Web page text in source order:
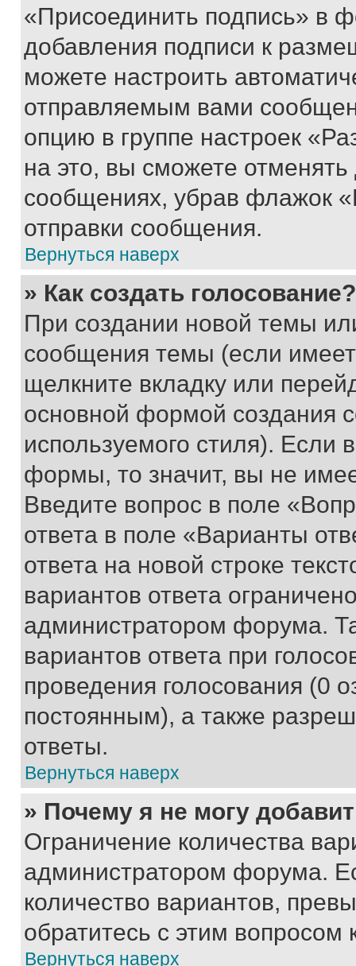
«Присоединить подпись» в
добавления подписи к
можете настроить
отправляемым вами
опцию в группе настроек
на это, вы сможете
сообщениях, убрав флажок
отправки сообщения.
Вернуться наверх
» Как создать голосование?
При создании новой темы
сообщения темы (если
щелкните вкладку или
основной формой создания
используемого стиля). Если
формы, то значит, вы не
Введите вопрос в поле
ответа в поле «Варианты
ответа на новой строке
вариантов ответа
администратором форума.
вариантов ответа при
проведения голосования (0
постоянным), а также
ответы.
Вернуться наверх
» Почему я не могу
Ограничение количества
администратором форума.
количество вариантов,
обратитесь с этим вопросом
Вернуться наверх